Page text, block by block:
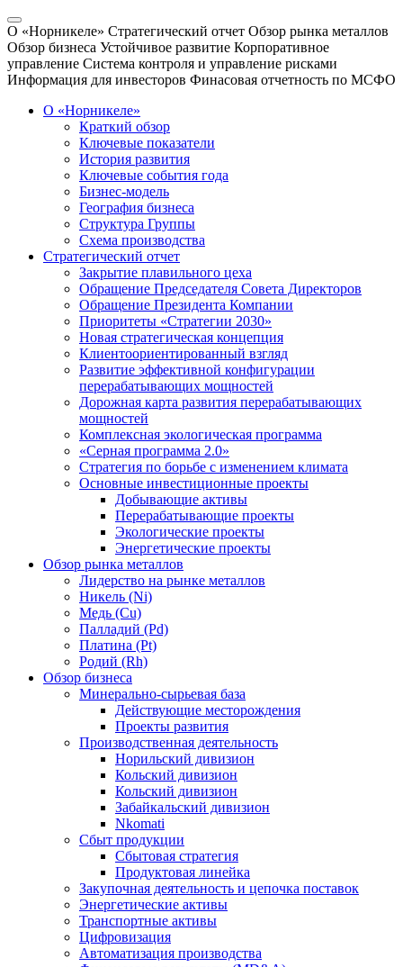
О «Норникеле» Стратегический отчет Обзор рынка металлов
Обзор бизнеса Устойчивое развитие Корпоративное
управление Система контроля и управление рисками
Информация для инвесторов Финасовая отчетность по МСФО
О «Норникеле»
Краткий обзор
Ключевые показатели
История развития
Ключевые события года
Бизнес-модель
География бизнеса
Структура Группы
Схема производства
Стратегический отчет
Закрытие плавильного цеха
Обращение Председателя Совета Директоров
Обращение Президента Компании
Приоритеты «Стратегии 2030»
Новая стратегическая концепция
Клиентоориентированный взгляд
Развитие эффективной конфигурации
перерабатывающих мощностей
Дорожная карта развития перерабатывающих
мощностей
Комплексная экологическая программа
«Серная программа 2.0»
Стратегия по борьбе с изменением климата
Основные инвестиционные проекты
Добывающие активы
Перерабатывающие проекты
Экологические проекты
Энергетические проекты
Обзор рынка металлов
Лидерство на рынке металлов
Никель (Ni)
Медь (Cu)
Палладий (Pd)
Платина (Pt)
Родий (Rh)
Обзор бизнеса
Минерально-сырьевая база
Действующие месторождения
Проекты развития
Производственная деятельность
Норильский дивизион
Кольский дивизион
Кольский дивизион
Забайкальский дивизион
Nkomati
Сбыт продукции
Сбытовая стратегия
Продуктовая линейка
Закупочная деятельность и цепочка поставок
Энергетические активы
Транспортные активы
Цифровизация
Автоматизация производства